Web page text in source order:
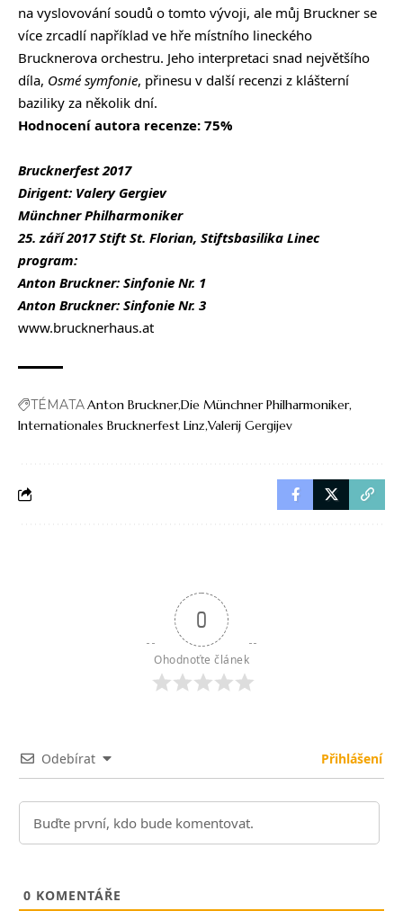
na vyslovování soudů o tomto vývoji, ale můj Bruckner se
více zrcadlí například ve hře místního lineckého
Brucknerova orchestru. Jeho interpretaci snad největšího
díla, Osmé symfonie, přinesu v další recenzi z klášterní
baziliky za několik dní.
Hodnocení autora recenze: 75%
Brucknerfest 2017
Dirigent: Valery Gergiev
Münchner Philharmoniker
25. září 2017 Stift St. Florian, Stiftsbasilika Linec
program:
Anton Bruckner: Sinfonie Nr. 1
Anton Bruckner: Sinfonie Nr. 3
www.brucknerhaus.at
TÉMATAAnton BrucknerDie Münchner Philharmoniker
Internationales Brucknerfest Linz Valerij Gergijev
0
Ohodnoťte článek
Odebírat Přihlášení
0 KOMENTÁŘE